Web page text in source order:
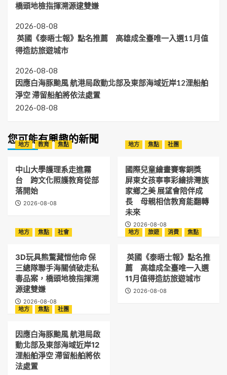
橋頭地檢指揮溯源逮雙嫌
2026-08-08
英國《泰晤士報》點名推薦 高雄成全臺唯一入選11月值
得造訪旅遊城市
2026-08-08
因應白海豚颱風 航港局啟動北部及東部海域近岸12浬船舶
淨空 滯留船舶將依法處置
2026-08-08
您可能有興趣的新聞
地方 教育 焦點
中山大學護理系走進霧
台 跨文化照護教育從部
落開始
2026-08-08
地方 焦點 社團
國際兒童繪畫賽奪銅獎
屏東女孩寧寧彩繪排灣族
家鄉之美 展望會陪伴成
長 母親相信教育能翻轉
未來
2026-08-08
地方
焦點 社會
3D玩具熊驚藏愷他命 保
三總隊聯手海關偵破走私
毒品案，橋頭地檢指揮溯
源逮雙嫌
2026-08-08
地方 旅遊 消費 焦點
英國《泰晤士報》點名推
薦 高雄成全臺唯一入選
11月值得造訪旅遊城市
2026-08-08
地方 焦點 社團
因應白海豚颱風 航港局啟
動北部及東部海域近岸12
浬船舶淨空 滯留船舶將依
法處置